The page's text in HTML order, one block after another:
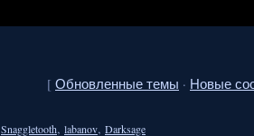
[ Обновленные темы · Новые
Snaggletooth, labanov, Darksage